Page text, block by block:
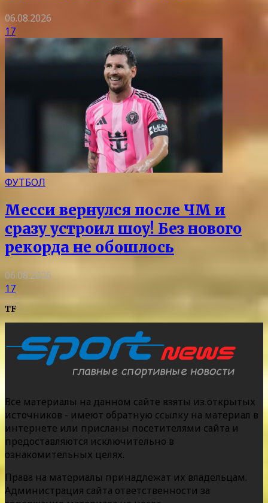
06.08.2026
17
ФУТБОЛ
Месси вернулся после ЧМ и
сразу устроил шоу! Без нового
рекорда не обошлось
06.08.2026
17
TF
Все материалы на данном сайте взяты из открытых
источников - имеют обратную ссылку на материал в
интернете или присланы посетителями сайта и
предоставляются исключительно в
ознакомительных целях.
Права на материалы принадлежат их владельцам.
Администрация сайта ответственности за